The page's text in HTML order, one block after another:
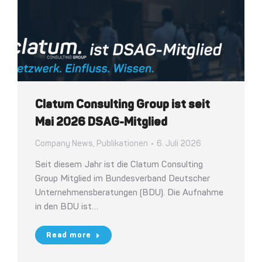
Clatum Consulting Group ist seit
Mai 2026 DSAG-Mitglied
Company News, Publikationen 6. Juli 2026
Seit diesem Jahr ist die Clatum Consulting
Group Mitglied im Bundesverband Deutscher
Unternehmensberatungen (BDU). Die Aufnahme
in den BDU ist…
Read more